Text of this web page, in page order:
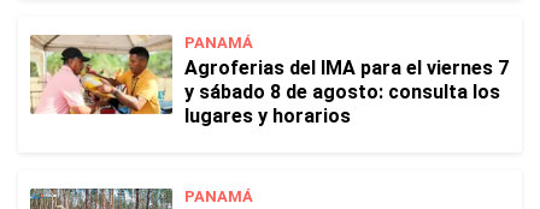
PANAMÁ
Agroferias del IMA para el viernes 7
y sábado 8 de agosto: consulta los
lugares y horarios
PANAMÁ